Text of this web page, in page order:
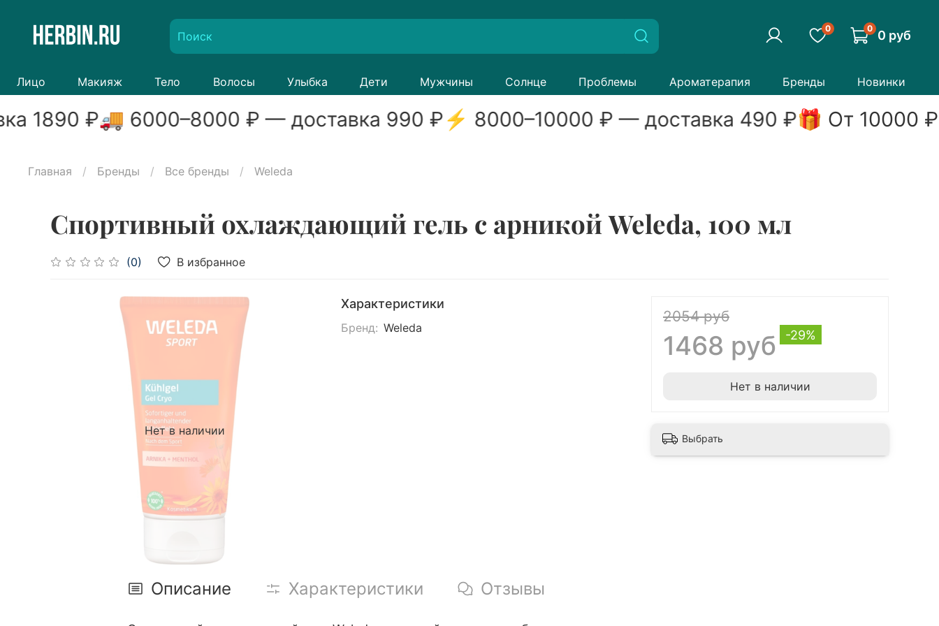
0 0 0 руб
Лицо Макияж Тело Волосы Улыбка Дети Мужчины Солнце Проблемы Ароматерапия Бренды Новинки
1890₽🚚 6000–8000₽ — доставка 990₽⚡ 8000–10000₽ — доставка 490₽🎁 От 10000₽
Главная Бренды Все бренды Weleda
Спортивный охлаждающий гель с арникой Weleda, 100 мл
(0) В избранное
Нет в наличии
Характеристики
Бренд: Weleda
2054 руб
1468 руб -29%
Нет в наличии
Выбрать
Описание Характеристики Отзывы